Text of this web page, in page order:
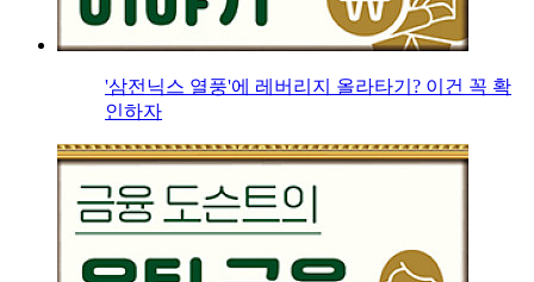
'삼전닉스 열풍'에 레버리지 올라타기? 이건 꼭 확
인하자